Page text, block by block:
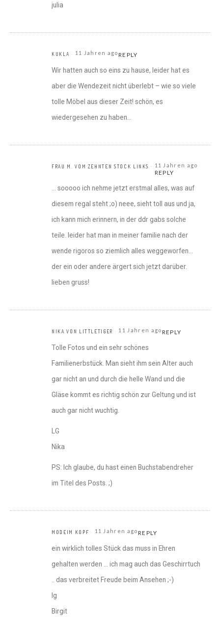
julia
KUKLA 11 Jahren agoREPLY
Wir hatten auch so eins zu hause, leider hat es
aber die Wendezeit nicht überlebt – wie so viele
tolle Möbel aus dieser Zeit! schön, es
wiedergesehen zu haben…
FRAU M. VOM ZEHNTEN STOCK LINKS 11 Jahren ago
REPLY
… sooooo ich nehme jetzt erstmal alles, was auf
diesem regal steht ;o) neee, sieht toll aus und ja,
ich kann mich erinnern, in der ddr gabs solche
teile. leider hat man in meiner familie nach der
wende rigoros so ziemlich alles weggeworfen…
der ein oder andere ärgert sich jetzt darüber.
lieben gruss!
NIKA VON LITTLETIGER 11 Jahren agoREPLY
Tolle Fotos und ein sehr schönes
Familienerbstück. Man sieht ihm sein Alter auch
gar nicht an und durch die helle Wand und die
Gläse kommt es richtig schön zur Geltung und ist
auch gar nicht wuchtig.
LG
Nika
PS: Ich glaube, du hast einen Buchstabendreher
im Titel des Posts. ;)
MODEIM KOPF 11 Jahren agoREPLY
ein wirklich tolles Stück das muss in Ehren
gehalten werden … ich mag auch das Geschirrtuch
.. das verbreitet Freude beim Ansehen ;-)
lg
Birgit